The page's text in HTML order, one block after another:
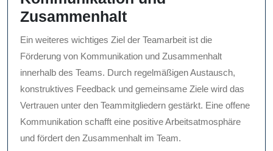
Zusammenhalt
Ein weiteres wichtiges Ziel der Teamarbeit ist die
Förderung von Kommunikation und Zusammenhalt
innerhalb des Teams. Durch regelmäßigen Austausch,
konstruktives Feedback und gemeinsame Ziele wird das
Vertrauen unter den Teammitgliedern gestärkt. Eine offene
Kommunikation schafft eine positive Arbeitsatmosphäre
und fördert den Zusammenhalt im Team.